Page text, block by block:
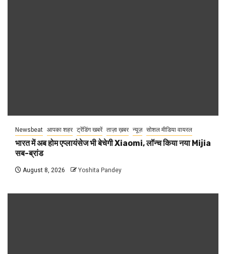
Newsbeat आपका शहर ट्रेंडिंग खबरें ताज़ा ख़बर न्यूज़ सोशल मीडिया वायरल
भारत में अब होम एप्लायंसेज भी बेचेगी Xiaomi, लॉन्च किया नया Mijia
सब-ब्रांड
August 8, 2026 Yoshita Pandey